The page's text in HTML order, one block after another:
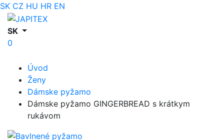
SK CZ HU HR EN
SK
0
Úvod
Ženy
Dámske pyžamo
Dámske pyžamo GINGERBREAD s krátkym
rukávom